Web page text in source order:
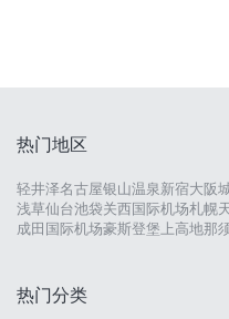
热门地区
轻井泽名古屋银山温泉新宿大阪
浅草仙台池袋关西国际机场札幌
成田国际机场豪斯登堡 上高地那
热门分类